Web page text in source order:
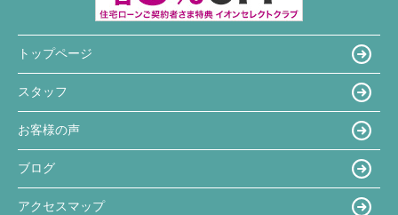
トップページ
スタッフ
お客様の声
ブログ
アクセスマップ